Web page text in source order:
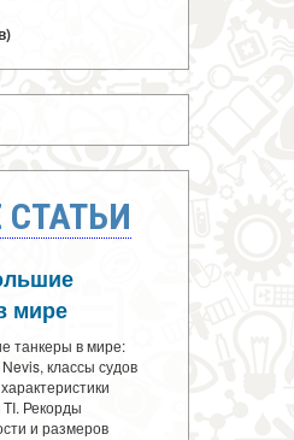
мире
танкеры в мире:
классы судов
Рекорды
и размеров